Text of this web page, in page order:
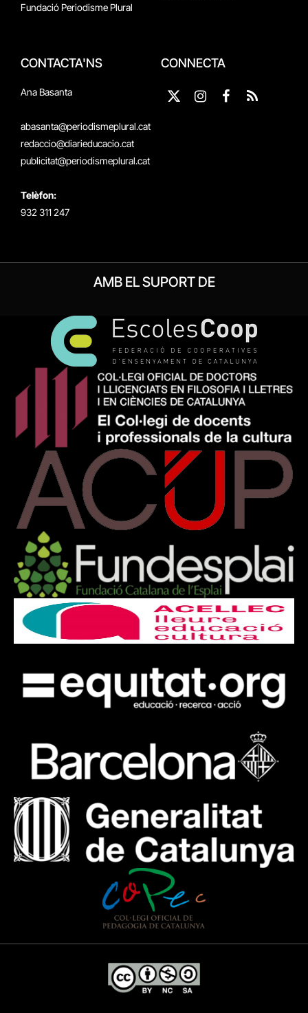
Fundació Periodisme Plural
CONTACTA'NS
Ana Basanta
abasanta@periodismeplural.cat
redaccio@diarieducacio.cat
publicitat@periodismeplural.cat
Telèfon:
932 311 247
CONNECTA
X
InstagramFacebook
RSS
AMB EL SUPORT DE